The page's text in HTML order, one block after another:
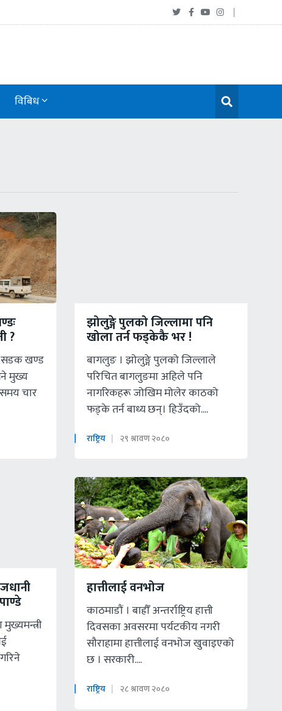
विबिध
?
सडक खण्ड
मुख्य
समय चार
झोलुङ्गे पुलको जिल्लामा पनि
खोला तर्न फड्केकै भर !
बागलुङ । झोलुङ्गे पुलको जिल्लाले
परिचित बागलुङमा अहिले पनि
नागरिकहरू जोखिम मोलेर काठको
फड्के तर्न बाध्य छन्। हिउँदको....
राष्ट्रिय २९ श्रावण २०८०
हात्तीलाई वनभोज
काठमाडाैं । बाह्रौँ अन्तर्राष्ट्रिय हात्ती
दिवसका अवसरमा पर्यटकीय नगरी
सौराहामा हात्तीलाई वनभोज खुवाइएको
छ । सरकारी....
राष्ट्रिय २८ श्रावण २०८०